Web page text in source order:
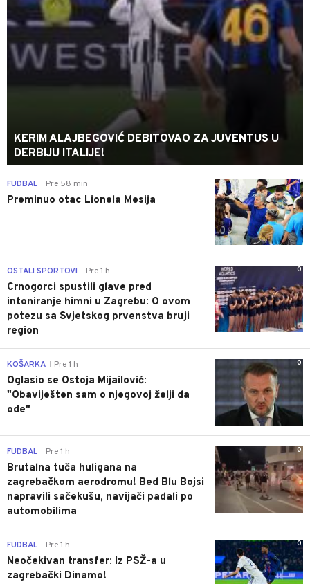
KERIM ALAJBEGOVIĆ DEBITOVAO ZA JUVENTUS U
DERBIJU ITALIJE!
0
FUDBAL Pre 58 min
Preminuo otac Lionela Mesija
0
OSTALI SPORTOVI Pre 1 h
Crnogorci spustili glave pred
intoniranje himni u Zagrebu: O ovom
potezu sa Svjetskog prvenstva bruji
region
0
KOŠARKA Pre 1 h
Oglasio se Ostoja Mijailović:
"Obaviješten sam o njegovoj želji da
ode"
0
FUDBAL Pre 1 h
Brutalna tuča huligana na
zagrebačkom aerodromu! Bed Blu Bojsi
napravili sačekušu, navijači padali po
automobilima
0
FUDBAL Pre 1 h
Neočekivan transfer: Iz PSŽ-a u
zagrebački Dinamo!